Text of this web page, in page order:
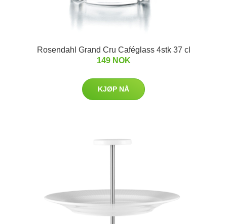
Rosendahl Grand Cru Caféglass 4stk 37 cl
149 NOK
KJØP NÅ